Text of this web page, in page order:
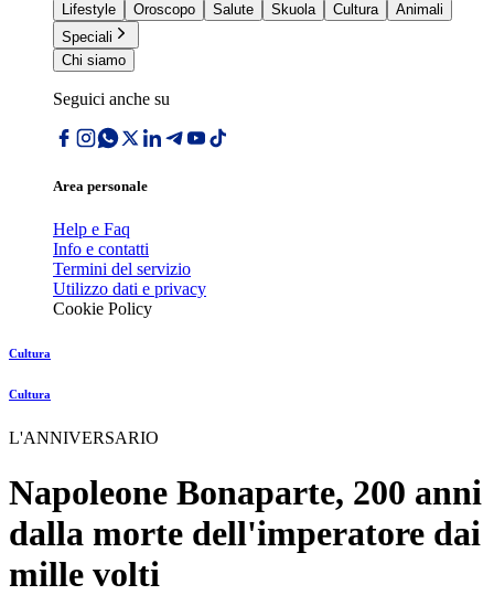
Lifestyle
Oroscopo Salute Skuola Cultura
Animali
Speciali
Chi siamo
Seguici anche su
Area personale
Help e Faq
Info e contatti
Termini del servizio
Utilizzo dati e privacy
Cookie Policy
Cultura
Cultura
L'ANNIVERSARIO
Napoleone Bonaparte, 200 anni
dalla morte dell'imperatore dai
mille volti